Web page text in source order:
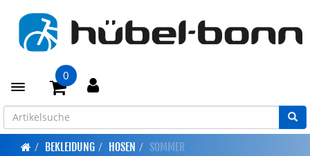
Toggle navigation
0
BEKLEIDUNG HOSEN SOMMER